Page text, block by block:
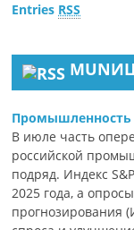
Entries RSS
Промышленность
В июле часть
российской
подряд. Индекс
2025 года, а
прогнозирования